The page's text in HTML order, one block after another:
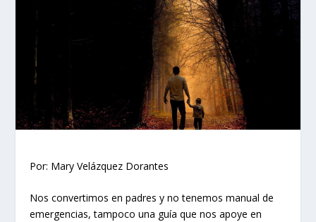
Por: Mary Velázquez Dorantes
Nos convertimos en padres y no tenemos manual de
emergencias, tampoco una guía que nos apoye en